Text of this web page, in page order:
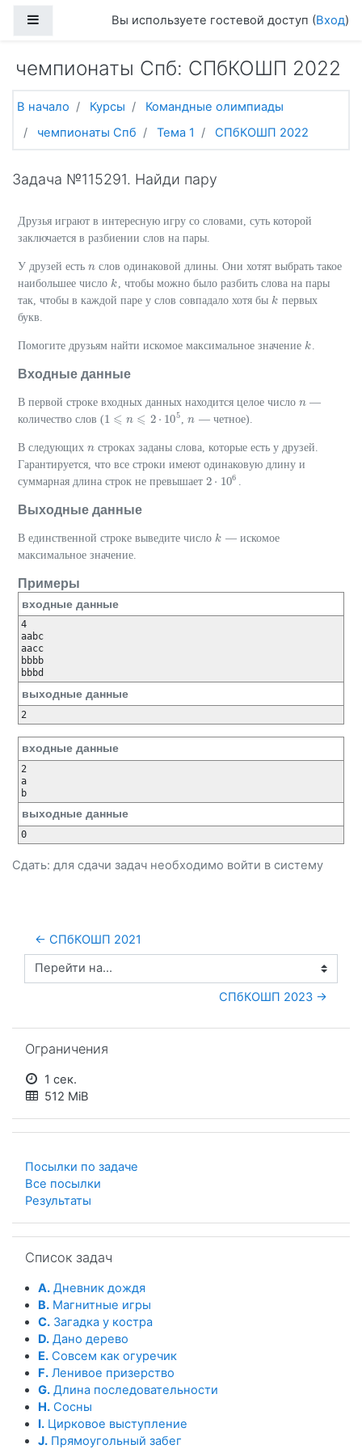
Боковая панельВы используете гостевой доступ (Вход)
чемпионаты Спб: СПбКОШП 2022
В начало Курсы
Командные олимпиады
чемпионаты Спб
Тема 1 СПбКОШП 2022
Задача №115291. Найди пару
Друзья играют в интересную игру со словами, суть которой
заключается в разбиении слов на пары.
У друзей есть n
n слов одинаковой длины. Они хотят выбрать такое
наибольшее число k
k , чтобы можно было разбить слова на пары
так, чтобы в каждой паре у слов совпадало хотя бы k
k первых
букв.
Помогите друзьям найти искомое максимальное значение k
k .
Входные данные
В первой строке входных данных находится целое число n
n —
количество слов (1 ⩽ n ⩽ 2 ⋅ 105
1 ⩽n ⩽ 2⋅105 ,n
n — четное).
В следующих n
n строках заданы слова, которые есть у друзей.
Гарантируется, что все строки имеют одинаковую длину и
суммарная длина строк не превышает 2 ⋅ 106
2 106 .
Выходные данные
В единственной строке выведите число k
k — искомое
максимальное значение.
Примеры
входные данные
4
aabc
aacc
bbbb
bbbd
выходные данные
2
входные данные
2
a
b
выходные данные
0
Сдать: для сдачи задач необходимо войти в систему
← СПбКОШП 2021
Перейти на...
СПбКОШП 2023 →
Ограничения
1 сек.
512 MiB
Посылки по задаче
Все посылки
Результаты
Список задач
A. Дневник дождя
B. Магнитные игры
C. Загадка у костра
D. Дано дерево
E. Совсем как огуречик
F. Ленивое призерство
G. Длина последовательности
H. Сосны
I. Цирковое выступление
J. Прямоугольный забег